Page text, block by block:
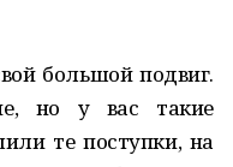
большой подвиг.
но у вас такие
те поступки, на